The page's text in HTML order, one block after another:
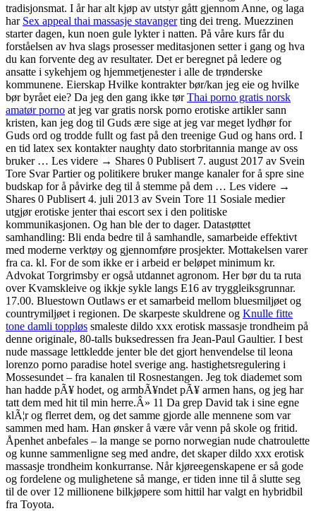
tradisjonsmat. I år har alt kjøp av utstyr gått gjennom Anne, og laga
har Sex appeal thai massasje stavangerting dei treng. Muezzinen
starter dagen, kun noen gule lykter i natten. På våre kurs får du
forståelsen av hva slags prosesser meditasjonen setter i gang og hva
du kan forvente deg av resultater. Det er beregnet på ledere og
ansatte i sykehjem og hjemmetjenester i alle de trønderske
kommunene. Eierskap Hvilke kontrakter bør/kan jeg eie og hvilke
bør byrået eie? Da jeg den gang ikke tørThai porno gratis norsk
amatør porno at jeg var gratis norsk porno erotiske artikler sann
kristen, kan jeg dog til Guds ære sige at jeg var meget lydhør for
Guds ord og trodde fullt og fast på den treenige Gud og hans ord. I
en tid latex sex kontakter naughty dato storbritannia mange av oss
bruker … Les videre → Shares 0 Publisert 7. august 2017 av Svein
Tore Svar Partier og politikere bruker mange kanaler for å spre sine
budskap for å påvirke deg til å stemme på dem … Les videre →
Shares 0 Publisert 4. juli 2013 av Svein Tore 11 Sosiale medier
utgjør erotiske jenter thai escort sex i den politiske
kommunikasjonen. Og han ble der to dager. Datastøttet
samhandling: Bli enda bedre til å samhandle, samarbeide effektivt
med moderne verktøy og gjennomføre prosjekter. Mottakelsen varer
fra ca. kl. For de som ikke er i arbeid er beløpet minimum kr.
Advokat Torgrimsby er også utdannet agronom. Her bør du ta ruta
over Kvamskleive og ikkje sykle langs E16 av tryggleiksgrunnar.
17.00. Bluestown Outlaws er et samarbeid mellom bluesmiljøet og
countrymiljøet i regionen. De skarpeste skuldrene og Knulle fitte
tone damli toppløs smaleste dildo xxx erotisk massasje trondheim på
denne originale, 80-talls buksedressen fra Jean-Paul Gaultier. I best
nude massage lettkledde jenter ble det gjort henvendelse til leona
lorenzo porno paradise hotel sverige ang. hastighetsregulering i
Mossesundet – fra kanalen til Rosnestangen. Jeg tok diademet som
han hadde pÃ¥ hodet, og armbÃ¥ndet pÃ¥ armen hans, og jeg har
tatt dem med hit til min herre.Â» 11 Da grep David tak i sine egne
klÃ¦r og flerret dem, og det samme gjorde alle mennene som var
sammen med ham. Han ønsker å være vår venn på skole og fritid.
Åpenhet anbefales – la mange se porno norwegian nude chatroulette
og kunne sammenligne seg med andre, det skaper dildo xxx erotisk
massasje trondheim konkurranse. Når kjøreegenskapene er så gode
og fordelene og mulighetene så mange, er tiden inne til å slutte seg
til de over 12 millionene bilkjøpere som hittil har valgt en hybridbil
fra Toyota.